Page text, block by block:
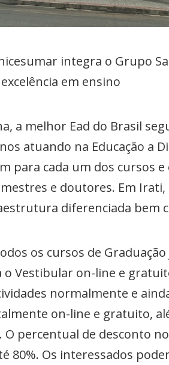
integra o Grupo
em ensino
a melhor Ead do Brasil
atuando na Educação a
para cada um dos cursos
e doutores. Em
diferenciada bem
os cursos de
o Vestibular on-line e
normalmente e
on-line e gratuito,
O percentual de desconto
80%. Os interessados